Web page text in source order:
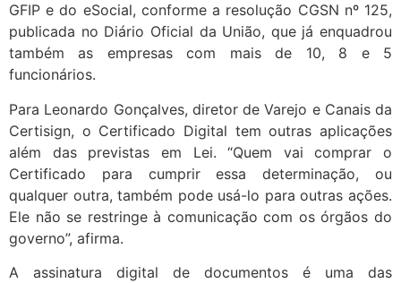
GFIP e do eSocial, conforme a resolução CGSN nº 125,
publicada no Diário Oficial da União, que já enquadrou
também as empresas com mais de 10, 8 e 5
funcionários.
Para Leonardo Gonçalves, diretor de Varejo e Canais da
Certisign, o Certificado Digital tem outras aplicações
além das previstas em Lei. “Quem vai comprar o
Certificado para cumprir essa determinação, ou
qualquer outra, também pode usá-lo para outras ações.
Ele não se restringe à comunicação com os órgãos do
governo”, afirma.
A assinatura digital de documentos é uma das